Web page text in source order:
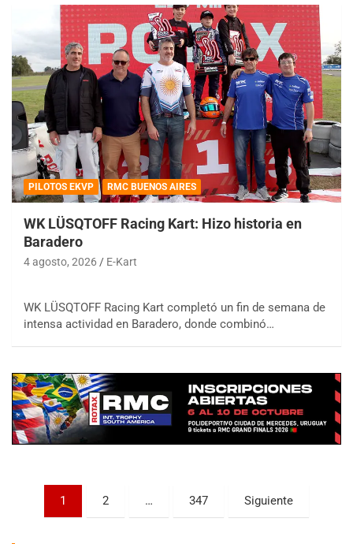
PILOTOS EKVP RMC BUENOS AIRES
WK LÜSQTOFF Racing Kart: Hizo historia en
Baradero
4 agosto, 2026 E-Kart
WK LÜSQTOFF Racing Kart completó un fin de semana de
intensa actividad en Baradero, donde combinó…
Paginación
1 2 … 347 Siguiente
COBERTURA ESPECIAL DE E-KART.COM.AR
08/09-AGO
IAME SERIES ARGENTINA 6
Baradero (Buenos Aires)
KDO - F6
Ciudad de Trenque Lauquen (Asfalto)
Trenque Lauquen (Buenos Aires)
Parque de la Velocidad (Asfalto)
Villaguay (Entre Ríos)